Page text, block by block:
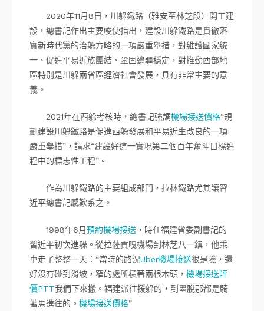
2020年11月8日，川躲鐵路（雅安至林芝段）開工建
設，總書記作出主要唆使指出，建設川躲鐵路是貫徹落
實新時代黨的治躲方略的一項嚴重舉措，對維護國家統
一、促進平易近族團結、鞏固邊疆穩定，對推動西部地
區特別是川躲兩省區經濟社會發展，具有非常主要的意
義。
2021年在西躲考核時，總書記強調機場接送價格“規
劃建設川躲鐵路是促進西躲發展和平易近生改良的一項
嚴重舉措”，請求“建設好這一實現第二個百年奮斗目標進
程中的標志性工程”。
作為川躲鐵路的主要組成部門，拉林鐵路尤其讓習
近平總書記感歎系之。
1998年6月預約機場接送 ，時任福建省委副書記的
習近平初次進躲。從拉薩貢嘎機場到林芝八一鎮，他乘
車走了整整一天：“當時的路況Uber機場接送很是險，還
好沒有碰到滑坡，窄的處所橫著兩根木頭， 機場接送評
價PTT我們下來搬。福建派往援躲的，到墨脫那都是騎
著馬進往的。 機場接送價格”